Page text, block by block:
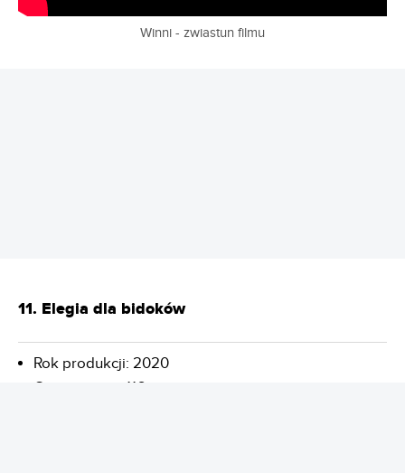
Winni - zwiastun filmu
11. Elegia dla bidoków
Rok produkcji: 2020
Czas trwania: 116 minut